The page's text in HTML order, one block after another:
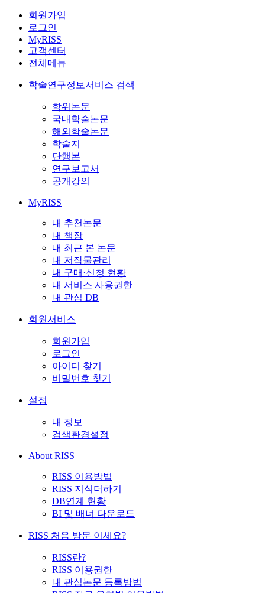
회원가입
로그인
MyRISS
고객센터
전체메뉴
학술연구정보서비스 검색
학위논문
국내학술논문
해외학술논문
학술지
단행본
연구보고서
공개강의
MyRISS
내 추천논문
내 책장
내 최근 본 논문
내 저작물관리
내 구매·신청 현황
내 서비스 사용권한
내 관심 DB
회원서비스
회원가입
로그인
아이디 찾기
비밀번호 찾기
설정
내 정보
검색환경설정
About RISS
RISS 이용방법
RISS 지식더하기
DB연계 현황
BI 및 배너 다운로드
RISS 처음 방문 이세요?
RISS란?
RISS 이용권한
내 관심논문 등록방법